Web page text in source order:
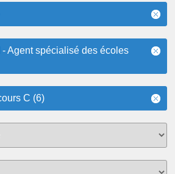
Agent spécialisé des écoles
C (6)